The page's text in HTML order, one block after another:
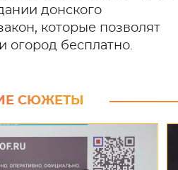
донского
которые позволят
огород бесплатно.
СЮЖЕТЫ